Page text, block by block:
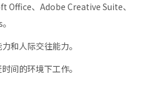
Office、Adobe Creative Suite、
和人际交往能力。
间的环境下工作。